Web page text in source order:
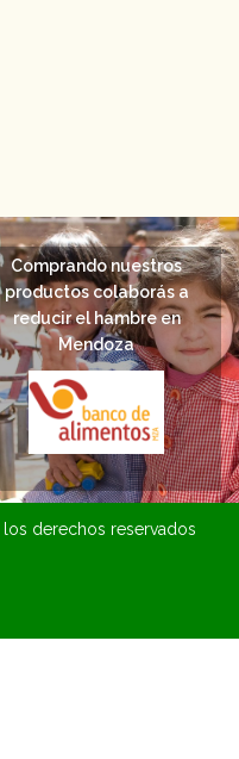
Comprando nuestros
productos colaborás a
reducir el hambre en
Mendoza
derechos reservados